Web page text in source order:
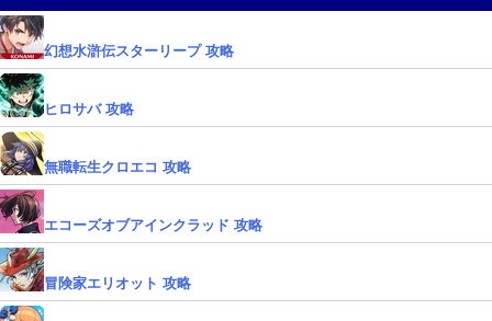
幻想水滸伝スターリープ 攻略
ヒロサバ 攻略
無職転生クロエコ 攻略
エコーズオブアインクラッド 攻略
冒険家エリオット 攻略